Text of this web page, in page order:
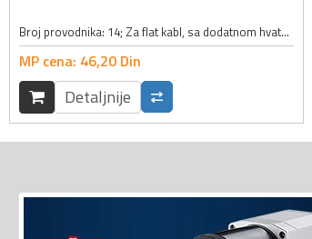
Broj provodnika: 14; Za flat kabl, sa dodatnom hvataljkom; Radna snaga: 500VAC/1min; Radna jačina struje: 1A; Raspon između pinova: 2.54mm; Serija: SC_SR; Dimenzije: (A)17.35 x (B)10.16mm; Boja: crna;
MP cena: 46,20 Din
Detaljnije